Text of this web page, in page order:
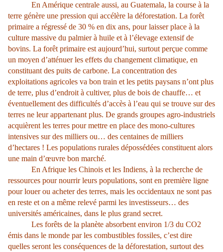
En Amérique centrale aussi, au Guatemala, la course à la
terre génère une pression qui accélère la déforestation. La forêt
primaire a régressé de 30 % en dix ans, pour laisser place à la
culture massive du palmier à huile et à l’élevage extensif de
bovins. La forêt primaire est aujourd’hui, surtout perçue comme
un moyen d’atténuer les effets du changement climatique, en
constituant des puits de carbone. La concentration des
exploitations agricoles va bon train et les petits paysans n’ont plus
de terre, plus d’endroit à cultiver, plus de bois de chauffe… et
éventuellement des difficultés d’accès à l’eau qui se trouve sur des
terres ne leur appartenant plus. De grands groupes agro-industriels
acquièrent les terres pour mettre en place des mono-cultures
intensives sur des milliers ou… des centaines de milliers
d’hectares ! Les populations rurales dépossédées constituent alors
une main d’œuvre bon marché.
En Afrique les Chinois et les Indiens, à la recherche de
ressources pour nourrir leurs populations, sont en première ligne
pour louer ou acheter des terres, mais les occidentaux ne sont pas
en reste et on a même relevé parmi les investisseurs… des
universités américaines, dans le plus grand secret.
Les forêts de la planète absorbent environ 1/3 du CO2
émis dans le monde par les combustibles fossiles, c’est dire
quelles seront les conséquences de la déforestation, surtout des